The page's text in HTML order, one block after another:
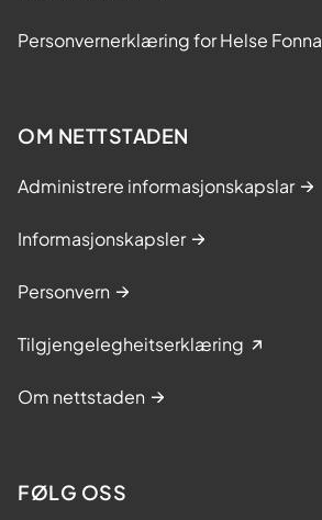
Personvernerklæring for Helse Fonna
OM NETTSTADEN
Administrere informasjonskapslar
Informasjonskapsler
Personvern
Tilgjengelegheitserklæring
Om nettstaden
FØLG OSS